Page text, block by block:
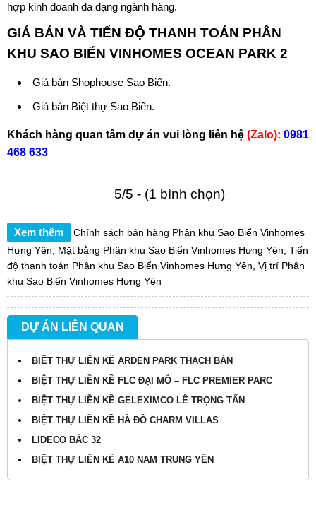
hợp kinh doanh đa dạng ngành hàng.
GIÁ BÁN VÀ TIẾN ĐỘ THANH TOÁN PHÂN
KHU SAO BIỂN VINHOMES OCEAN PARK 2
Giá bán Shophouse Sao Biển.
Giá bán Biệt thự Sao Biển.
Khách hàng quan tâm dự án vui lòng liên hệ (Zalo): 0981
468 633
5/5 - (1 bình chọn)
Xem thêm
Chính sách bán hàng Phân khu Sao Biển Vinhomes
Hưng Yên, Mặt bằng Phân khu Sao Biển Vinhomes Hưng Yên, Tiến
độ thanh toán Phân khu Sao Biển Vinhomes Hưng Yên, Vị trí Phân
khu Sao Biển Vinhomes Hưng Yên
DỰ ÁN LIÊN QUAN
BIỆT THỰ LIỀN KỀ ARDEN PARK THẠCH BÀN
BIỆT THỰ LIỀN KỀ FLC ĐẠI MỖ – FLC PREMIER PARC
BIỆT THỰ LIỀN KỀ GELEXIMCO LÊ TRỌNG TẤN
BIỆT THỰ LIỀN KỀ HÀ ĐÔ CHARM VILLAS
LIDECO BẮC 32
BIỆT THỰ LIỀN KỀ A10 NAM TRUNG YÊN